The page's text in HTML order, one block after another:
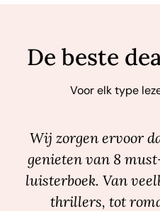
De beste
Voor elk type
Wij zorgen ervoor
genieten van 8
luisterboek. Van
thrillers, tot